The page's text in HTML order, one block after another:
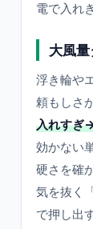
電で入れ
大風
浮き輪や
頼もしさ
入れすぎ
効かない
硬さを確
気を抜く
で押し出